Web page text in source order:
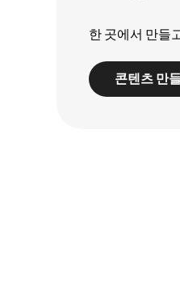
한 곳에서 만들
콘텐츠 만